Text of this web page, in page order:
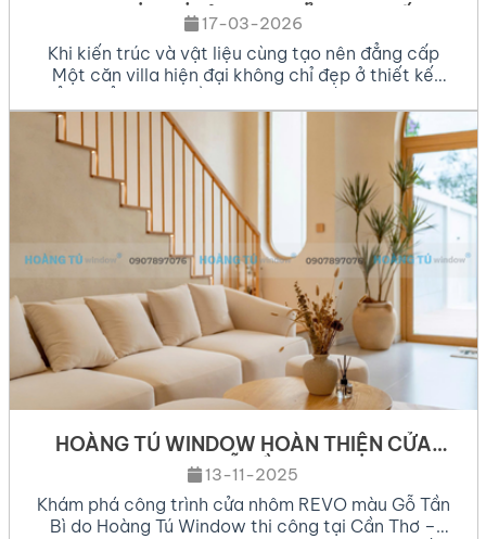
TOSTEM NHẬT BẢN – CHUẨN MỰC SỐNG
CAO CẤP 2026
17-03-2026
Khi kiến trúc và vật liệu cùng tạo nên đẳng cấp
Một căn villa hiện đại không chỉ đẹp ở thiết kế
Trong đó, cửa nhôm kính cao cấp là yếu tố quan
trọng giúp nâng cao trải nghiệm sống và giá trị
thẩm […]
HOÀNG TÚ WINDOW HOÀN THIỆN CỬA
NHÔM REVO MÀU GỖ TẦN BÌ – MỘC MẠC &
TINH TẾ GIỮA LÒNG CẦN THƠ
13-11-2025
Khám phá công trình cửa nhôm REVO màu Gỗ Tần
Bì do Hoàng Tú Window thi công tại Cần Thơ –